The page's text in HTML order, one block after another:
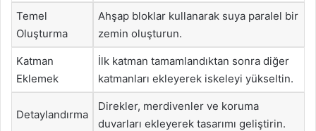
Temel
Oluşturma
Ahşap bloklar kullanarak suya paralel bir
zemin oluşturun.
Katman
Eklemek
İlk katman tamamlandıktan sonra diğer
katmanları ekleyerek iskeleyi yükseltin.
Detaylandırma
Direkler, merdivenler ve koruma
duvarları ekleyerek tasarımı geliştirin.